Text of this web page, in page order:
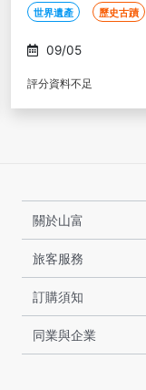
高鐵
遺產 歷史古蹟 山水
09/05
資料不足
關於山富
旅客服務
訂購須知
同業與企業